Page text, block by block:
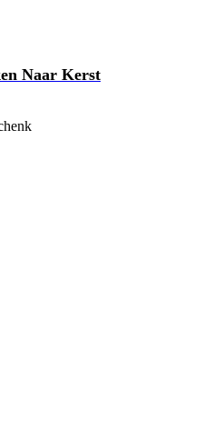
Naar Kerst